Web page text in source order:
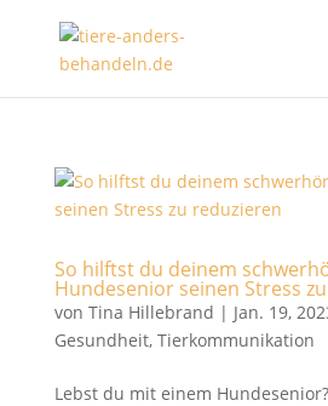
So hilftst du deinem
Hundesenior seinen Stress
von Tina Hillebrand | Jan. 19,
Gesundheit, Tierkommunikation
Lebst du mit einem